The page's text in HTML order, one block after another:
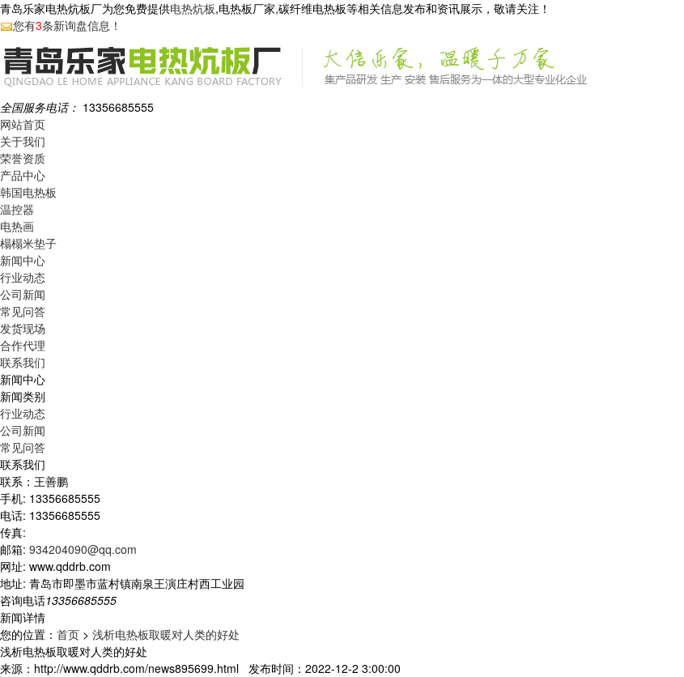
青岛乐家电热炕板厂为您免费提供电热炕板,电热板厂家,碳纤维电热板等相关信息发布和资讯展示，敬请关注！
您有3条新询盘信息！
全国服务电话： 13356685555
网站首页
关于我们
荣誉资质
产品中心
韩国电热板
温控器
电热画
榻榻米垫子
新闻中心
行业动态
公司新闻
常见问答
发货现场
合作代理
联系我们
新闻中心
新闻类别
行业动态
公司新闻
常见问答
联系我们
联系：王善鹏
手机: 13356685555
电话: 13356685555
传真:
邮箱: 934204090@qq.com
网址: www.qddrb.com
地址: 青岛市即墨市蓝村镇南泉王演庄村西工业园
咨询电话13356685555
新闻详情
您的位置： 首页 > 浅析电热板取暖对人类的好处
浅析电热板取暖对人类的好处
来源：http://www.qddrb.com/news895699.html 发布时间：2022-12-2 3:00:00